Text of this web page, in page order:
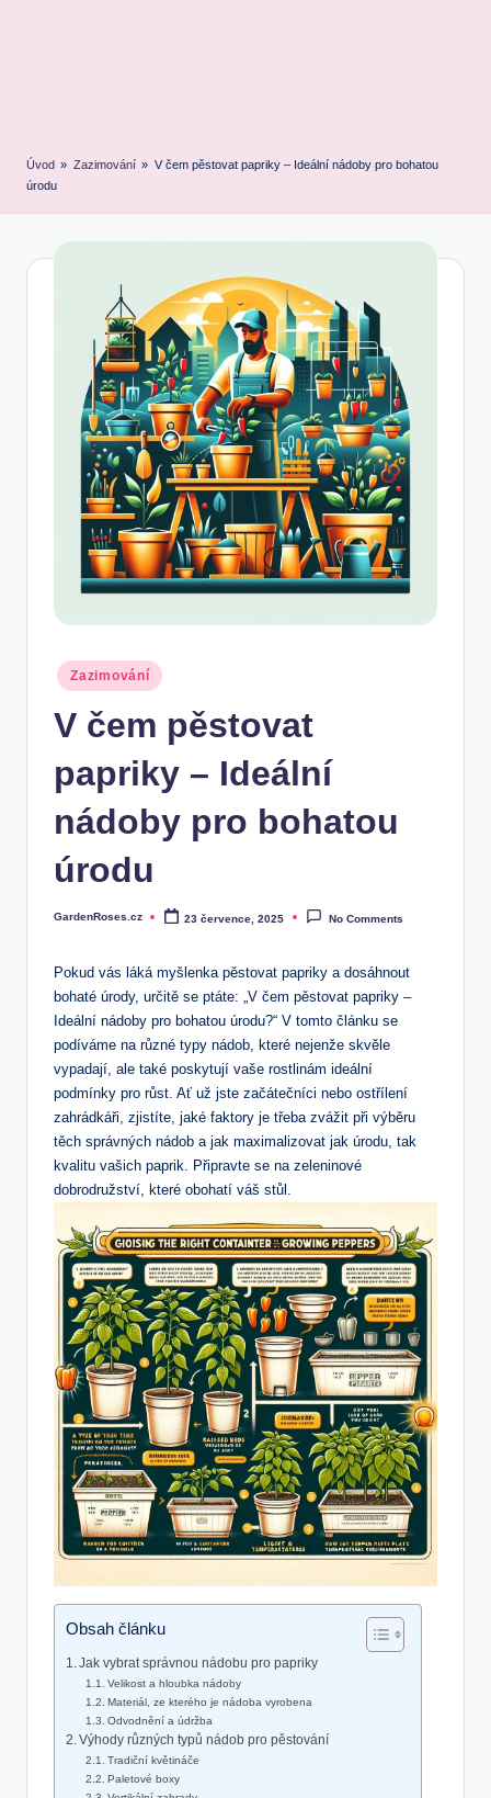
Úvod » Zazimování » V čem pěstovat papriky – Ideální nádoby pro bohatou
úrodu
Posted
in
Zazimování
V čem pěstovat
papriky – Ideální
nádoby pro bohatou
úrodu
Posted
GardenRoses.cz 23 července, 2025 No Comments
Pokud vás láká myšlenka pěstovat papriky a dosáhnout
bohaté úrody, určitě se ptáte: „V čem pěstovat papriky –
Ideální nádoby pro bohatou úrodu?“ V tomto článku se
podíváme na různé typy nádob, které nejenže skvěle
vypadají, ale také poskytují vaše rostlinám ideální
podmínky pro růst. Ať už jste začátečníci nebo ostřílení
zahrádkáři, zjistíte, jaké faktory je třeba zvážit při výběru
těch správných nádob a jak maximalizovat jak úrodu, tak
kvalitu vašich paprik. Připravte se na zeleninové
dobrodružství, které obohatí váš stůl.
Obsah článku
Jak vybrat správnou nádobu pro papriky
Velikost a hloubka nádoby
Materiál, ze kterého je nádoba vyrobena
Odvodnění a údržba
Výhody různých typů nádob pro pěstování
Tradiční květináče
Paletové boxy